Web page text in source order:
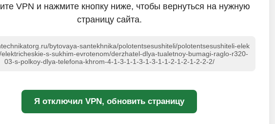
VPN и нажмите кнопку ниже, чтобы вернуться на нужную
страницу сайта.
bytovaya-santekhnika/polotentsesushiteli/polotentsesushiteli-elek
s-sukhim-evrotenom/derzhatel-dlya-tualetnoy-bumagi-raglo-r320-
03-s-polkoy-dlya-telefona-khrom-4-1-3-1-1-3-1-3-1-1-2-1-2-1-2-2-2/
Я отключил VPN, обновить страницу